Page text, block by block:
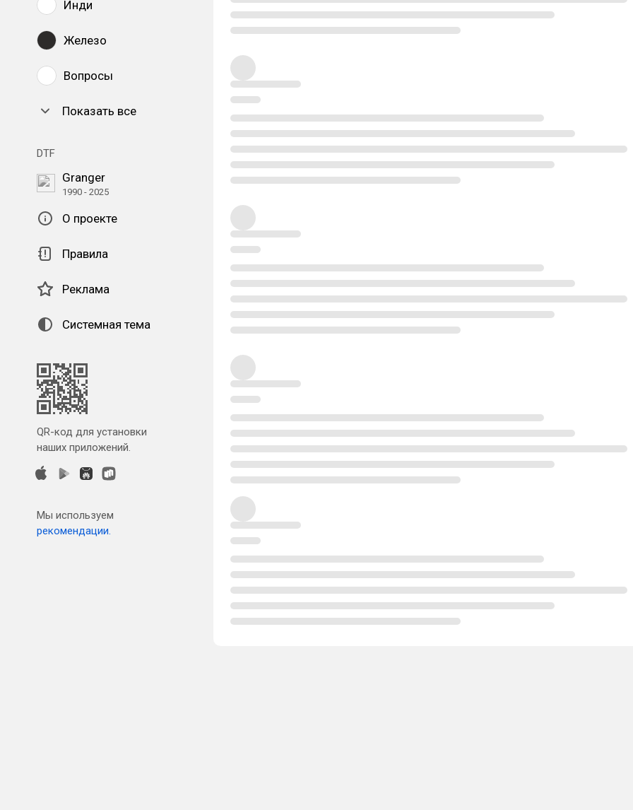
Инди
Железо
Вопросы
Показать все
DTF
Granger
1990 - 2025
О проекте
Правила
Реклама
Системная тема
QR-код для установки
наших приложений.
Мы используем
рекомендации.